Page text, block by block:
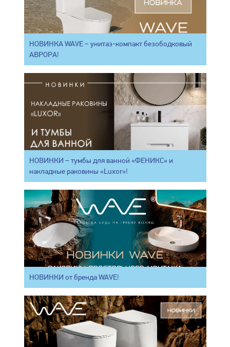
НОВИНКА WAVE – унитаз-компакт безободковый
АВРОРА!
НОВИНКИ – тумбы для ванной «ФЕНИКС» и
накладные раковины «Luxor»!
НОВИНКИ от бренда WAVE!